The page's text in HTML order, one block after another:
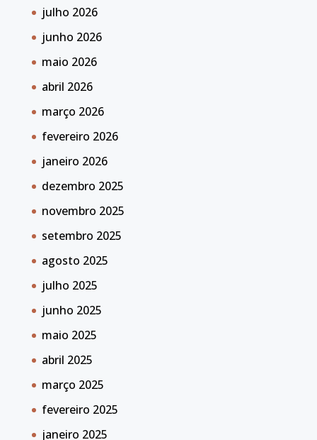
julho 2026
junho 2026
maio 2026
abril 2026
março 2026
fevereiro 2026
janeiro 2026
dezembro 2025
novembro 2025
setembro 2025
agosto 2025
julho 2025
junho 2025
maio 2025
abril 2025
março 2025
fevereiro 2025
janeiro 2025